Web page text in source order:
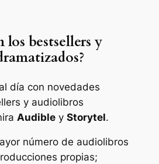
los bestsellers y
día con novedades
y audiolibros
Audibley Storytel.
número de audiolibros
propias;